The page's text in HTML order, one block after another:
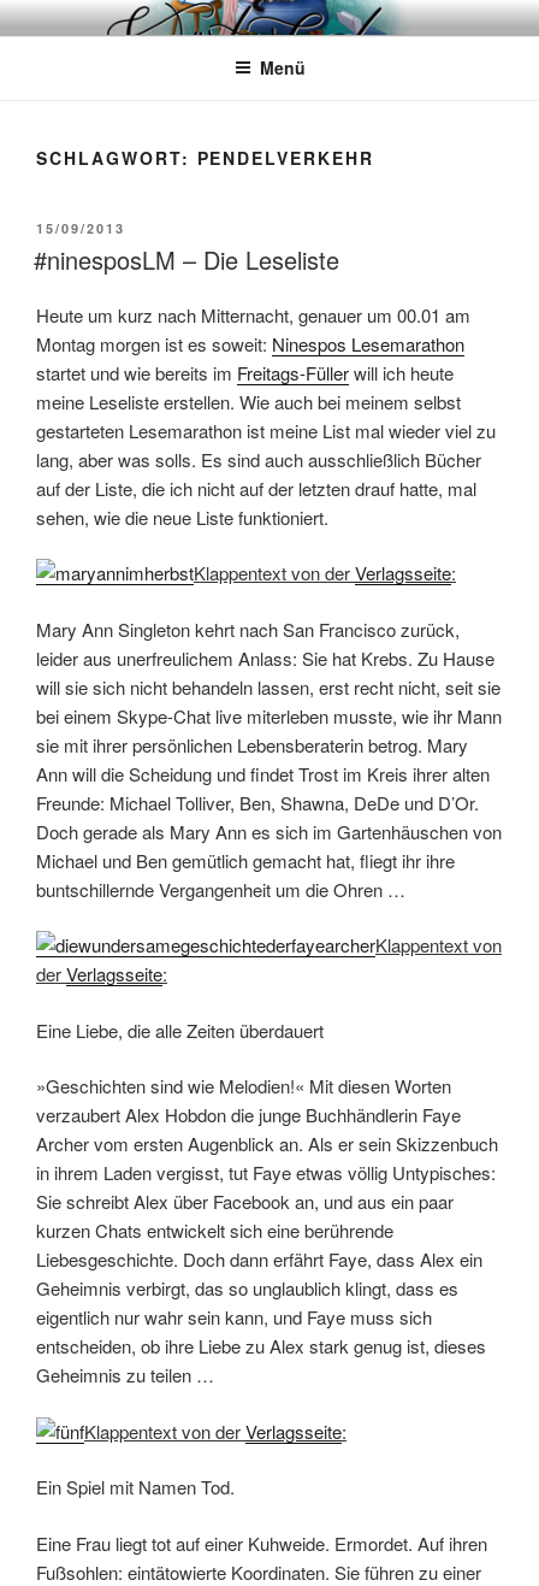
Zum
InhaltWÖRTERKATZE
Von Büchern erzählen
Menü
SCHLAGWORT: PENDELVERKEHR
VERÖFFENTLICHT
AM
15/09/2013
#ninesposLM – Die Leseliste
Heute um kurz nach Mitternacht, genauer um 00.01 am
Montag morgen ist es soweit: Ninespos Lesemarathon
startet und wie bereits im Freitags-Füllerwill ich heute
meine Leseliste erstellen. Wie auch bei meinem selbst
gestarteten Lesemarathon ist meine List mal wieder viel zu
lang, aber was solls. Es sind auch ausschließlich Bücher
auf der Liste, die ich nicht auf der letzten drauf hatte, mal
sehen, wie die neue Liste funktioniert.
Klappentext von derVerlagsseite:
Mary Ann Singleton kehrt nach San Francisco zurück,
leider aus unerfreulichem Anlass: Sie hat Krebs. Zu Hause
will sie sich nicht behandeln lassen, erst recht nicht, seit sie
bei einem Skype-Chat live miterleben musste, wie ihr Mann
sie mit ihrer persönlichen Lebensberaterin betrog. Mary
Ann will die Scheidung und findet Trost im Kreis ihrer alten
Freunde: Michael Tolliver, Ben, Shawna, DeDe und D’Or.
Doch gerade als Mary Ann es sich im Gartenhäuschen von
Michael und Ben gemütlich gemacht hat, fliegt ihr ihre
buntschillernde Vergangenheit um die Ohren …
Klappentext von
derVerlagsseite:
Eine Liebe, die alle Zeiten überdauert
»Geschichten sind wie Melodien!« Mit diesen Worten
verzaubert Alex Hobdon die junge Buchhändlerin Faye
Archer vom ersten Augenblick an. Als er sein Skizzenbuch
in ihrem Laden vergisst, tut Faye etwas völlig Untypisches:
Sie schreibt Alex über Facebook an, und aus ein paar
kurzen Chats entwickelt sich eine berührende
Liebesgeschichte. Doch dann erfährt Faye, dass Alex ein
Geheimnis verbirgt, das so unglaublich klingt, dass es
eigentlich nur wahr sein kann, und Faye muss sich
entscheiden, ob ihre Liebe zu Alex stark genug ist, dieses
Geheimnis zu teilen …
Klappentext von derVerlagsseite:
Ein Spiel mit Namen Tod.
Eine Frau liegt tot auf einer Kuhweide. Ermordet. Auf ihren
Fußsohlen: eintätowierte Koordinaten. Sie führen zu einer